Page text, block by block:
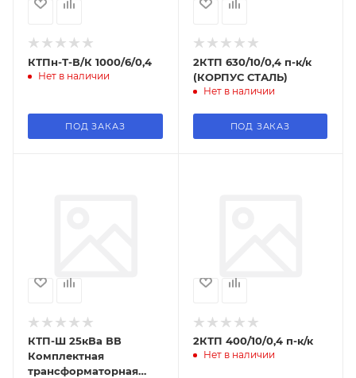
КТПн-Т-В/К 1000/6/0,4
Нет в наличии
ПОД ЗАКАЗ
2КТП 630/10/0,4 п-к/к
(КОРПУС СТАЛЬ)
Нет в наличии
ПОД ЗАКАЗ
КТП-Ш 25кВа ВВ
Комплектная
трансформаторная
2КТП 400/10/0,4 п-к/к
Нет в наличии